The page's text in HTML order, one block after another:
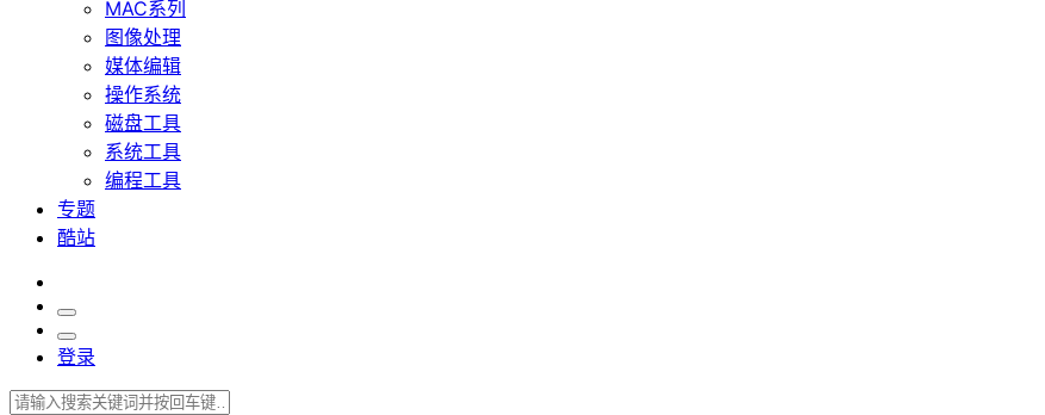
MAC系列
图像处理
媒体编辑
操作系统
磁盘工具
系统工具
编程工具
专题
酷站
登录